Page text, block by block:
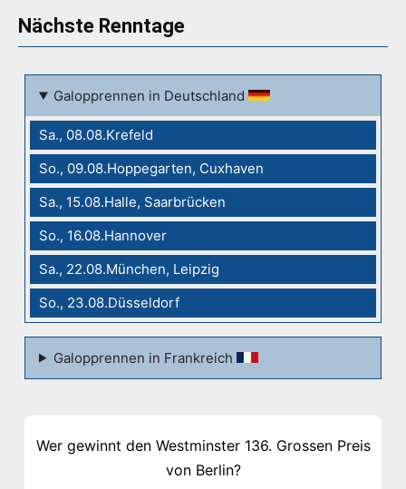
Nächste Renntage
Galopprennen in Deutschland
Sa., 08.08.Krefeld
So., 09.08.Hoppegarten, Cuxhaven
Sa., 15.08.Halle, Saarbrücken
So., 16.08.Hannover
Sa., 22.08.München, Leipzig
So., 23.08.Düsseldorf
Galopprennen in Frankreich
Wer gewinnt den Westminster 136. Grossen Preis
von Berlin?